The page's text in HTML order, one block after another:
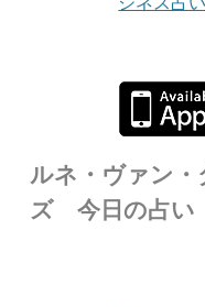
ルネ・ヴァン
ズ 今日の占い